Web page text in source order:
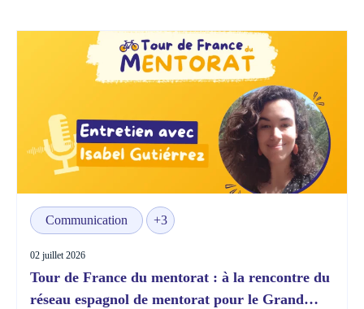
Communication +3
02 juillet 2026
Tour de France du mentorat : à la rencontre du
réseau espagnol de mentorat pour le Grand